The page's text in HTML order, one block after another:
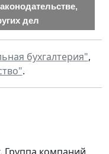
дел
бухгалтерия",
.